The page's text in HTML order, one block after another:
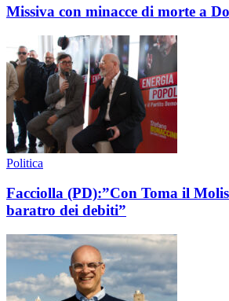
Missiva con minacce di morte a
Politica
Facciolla (PD):”Con Toma il
baratro dei debiti”